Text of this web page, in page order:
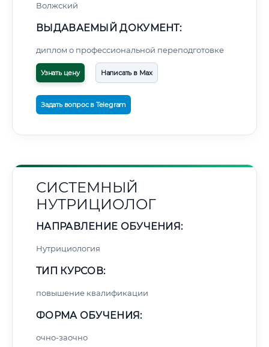
Волжский
ВЫДАВАЕМЫЙ ДОКУМЕНТ:
диплом о профессиональной переподготовке
Узнать цену Написать в Max
Задать вопрос в Telegram
СИСТЕМНЫЙ
НУТРИЦИОЛОГ
НАПРАВЛЕНИЕ ОБУЧЕНИЯ:
Нутрициология
ТИП КУРСОВ:
повышение квалификации
ФОРМА ОБУЧЕНИЯ:
очно-заочно